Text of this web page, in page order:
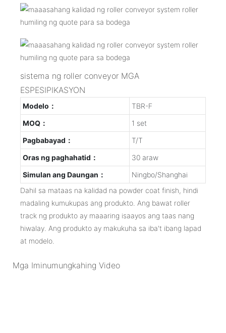
sistema ng roller conveyor MGA
ESPESIPIKASYON
Modelo：
TBR-F
MOQ：
1 set
Pagbabayad：
T/T
Oras ng paghahatid：
30 araw
Simulan ang Daungan：
Ningbo/Shanghai
Dahil sa mataas na kalidad na powder coat finish, hindi
madaling kumukupas ang produkto. Ang bawat roller
track ng produkto ay maaaring isaayos ang taas nang
hiwalay. Ang produkto ay makukuha sa iba't ibang lapad
at modelo.
Mga Iminumungkahing Video